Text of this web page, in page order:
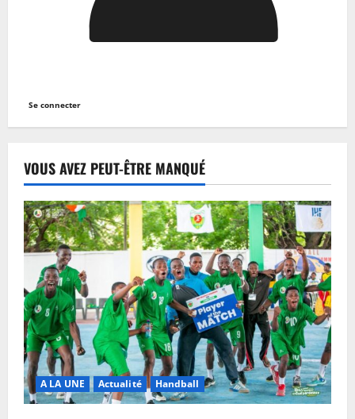
Se connecter
VOUS AVEZ PEUT-ÊTRE MANQUÉ
A LA UNE Actualité Handball